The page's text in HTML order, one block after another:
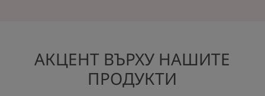
АКЦЕНТ ВЪРХУ НАШИТЕ
ПРОДУКТИ